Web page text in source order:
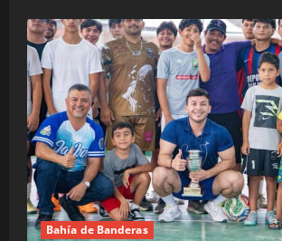
Bahía de Banderas